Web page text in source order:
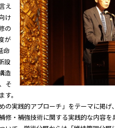
え
け
の
が
命
設
造
そ
。
実践的アプローチ」をテーマに掲げ
・補強技術に関する実践的な内容を